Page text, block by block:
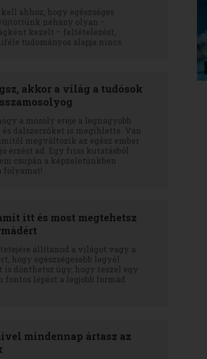
ahhoz, hogy egészséges
néhány olyan –
kezelt – feltételezést,
tudományos alapja nincs.
akkor a világ a tudósok
a mosoly ereje a legnagyobb
dalszerzőket is megihlette. Van
megváltozik az egész ember
érzést ad. Egy friss kutatásból
csupán a képzeletünkben
folyamat!
itt és most megtehetsz
állítanod a világot vagy a
hogy egészségesebb legyél.
is dönthetsz úgy, hogy teszel egy
fontos lépést a legjobb formád
mindennap ártasz az